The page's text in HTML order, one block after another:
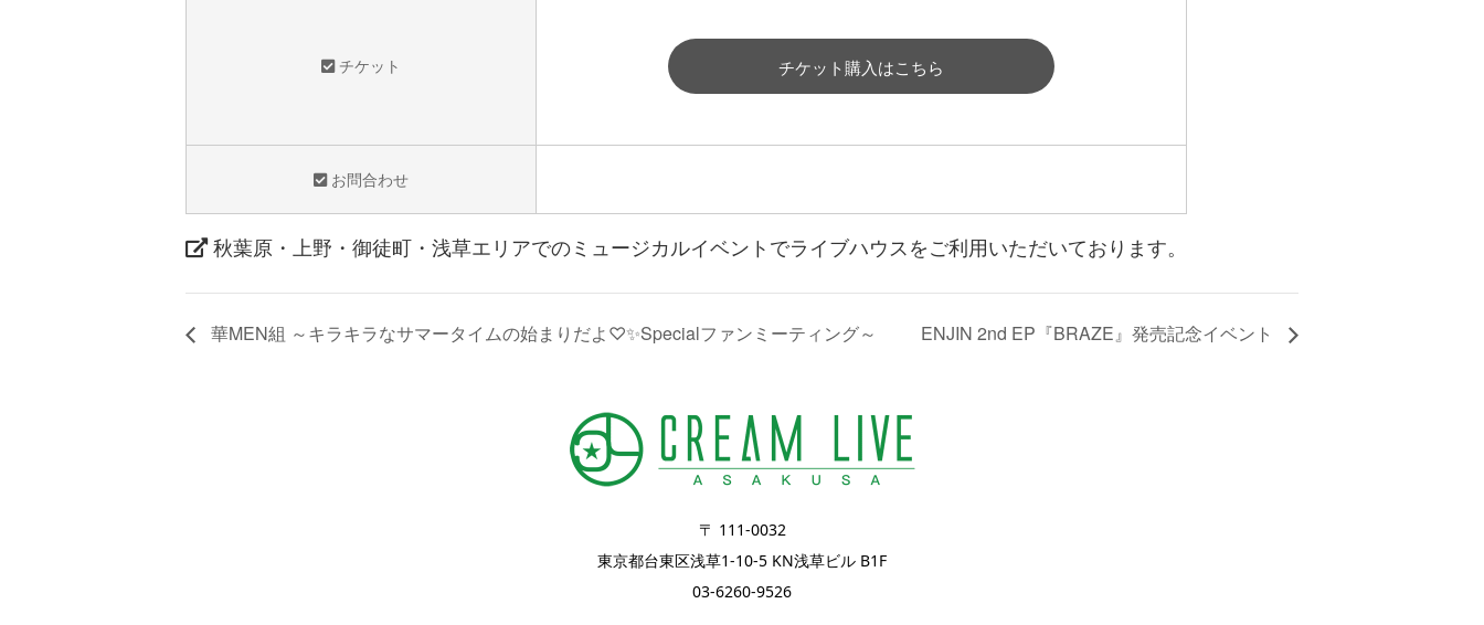
チケット チケット購入はこちら
お問合わせ
秋葉原・上野・御徒町・浅草エリアでのミュージカルイベントでライブハウスをご利用いただいております。
華MEN組 ～キラキラなサマータイムの始まりだよ♡✨Specialファンミーティング～ ENJIN 2nd EP『BRAZE』発売記念イベント
〒 111-0032
東京都台東区浅草1-10-5 KN浅草ビル B1F
03-6260-9526